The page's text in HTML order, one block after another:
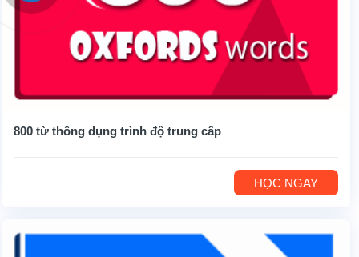
800 từ thông dụng trình độ trung cấp
HỌC NGAY